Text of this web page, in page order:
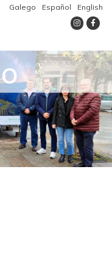
Galego Español English